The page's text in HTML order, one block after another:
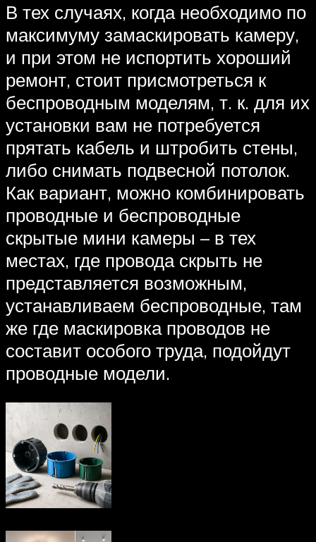
В тех случаях, когда необходимо по
максимуму замаскировать камеру,
и при этом не испортить хороший
ремонт, стоит присмотреться к
беспроводным моделям, т. к. для их
установки вам не потребуется
прятать кабель и штробить стены,
либо снимать подвесной потолок.
Как вариант, можно комбинировать
проводные и беспроводные
скрытые мини камеры – в тех
местах, где провода скрыть не
представляется возможным,
устанавливаем беспроводные, там
же где маскировка проводов не
составит особого труда, подойдут
проводные модели.